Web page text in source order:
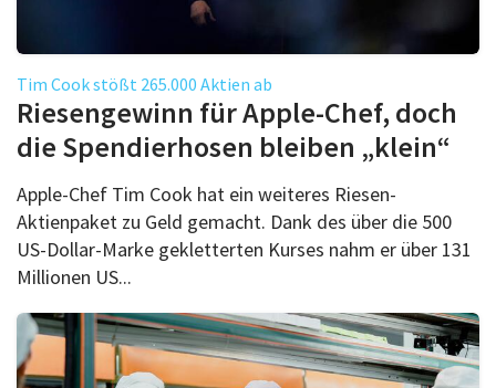
Über uns
Podcast
Mac Life+
Tim Cook stößt 265.000 Aktien ab
Riesengewinn für Apple-Chef, doch
die Spendierhosen bleiben „klein“
Apple-Chef Tim Cook hat ein weiteres Riesen-
Aktienpaket zu Geld gemacht. Dank des über die 500
US-Dollar-Marke gekletterten Kurses nahm er über 131
Millionen US...